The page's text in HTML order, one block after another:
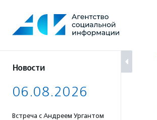
содержанию
Новости
06.08.2026
Встреча с Андреем Ургантом